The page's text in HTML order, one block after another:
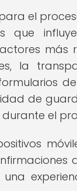
el
que
la
de
el